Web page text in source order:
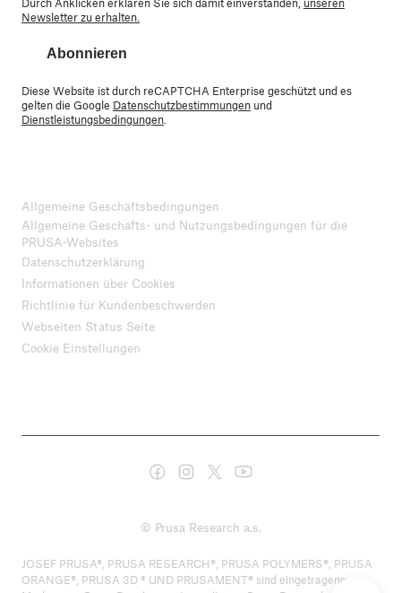
Newsletter zu erhalten.
Abonnieren
Diese Website ist durch reCAPTCHA Enterprise geschützt und es
gelten die Google Datenschutzbestimmungen und
Dienstleistungsbedingungen
Allgemeine Geschäftsbedingungen
Allgemeine Geschäfts- und Nutzungsbedingungen für die
PRUSA-Websites
Datenschutzerklärung
Informationen über Cookies
Richtlinie für Kundenbeschwerden
Webseiten Status Seite
Cookie Einstellungen
© Prusa Research a.s.
JOSEF PRUSA®, PRUSA RESEARCH®, PRUSA POLYMERS®, PRUSA
ORANGE®, PRUSA 3D ® UND PRUSAMENT® sind eingetragene